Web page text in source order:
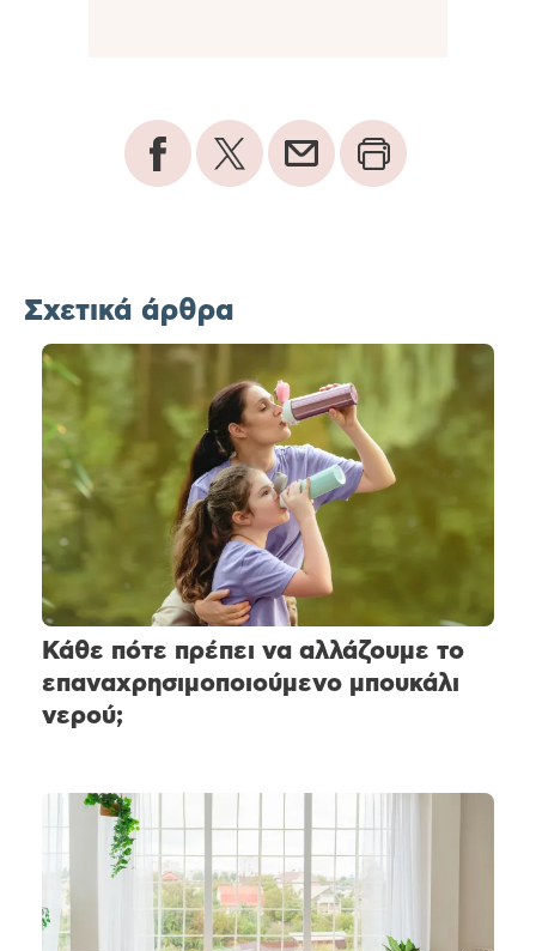
Σχετικά άρθρα
Κάθε πότε πρέπει να αλλάζουμε το
επαναχρησιμοποιούμενο μπουκάλι
νερού;